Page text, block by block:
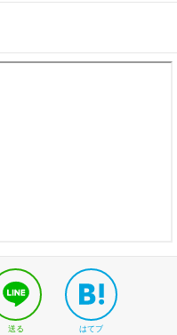
送る はてブ